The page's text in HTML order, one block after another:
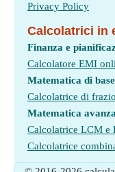
Privacy Policy
Calcolatrici in
Finanza e
Calcolatore EMI
Matematica di
Calcolatrice di
Matematica
Calcolatrice LCM e
Calcolatrice